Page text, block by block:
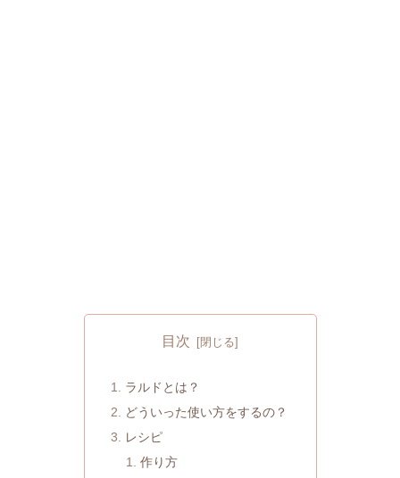
目次
ラルドとは？
どういった使い方をするの？
レシピ
作り方